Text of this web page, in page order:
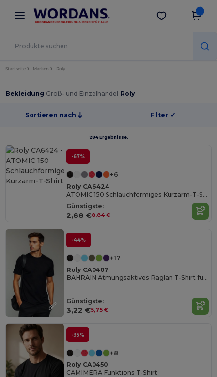
× Wordans App
Bessere Preise in der App!
App holen
Startseite Marken Roly
Bekleidung Groß- und Einzelhandel Roly
Sortieren nach Filter ✓
284 Ergebnisse.
-67%
+6
Roly CA6424
ATOMIC 150 Schlauchförmiges Kurzarm-T-Shirt
Günstigste:
2,88 €8,84 €
-44%
+17
Roly CA0407
BAHRAIN Atmungsaktives Raglan T-Shirt für Sport
Günstigste:
3,22 €5,75 €
-35%
+8
Roly CA0450
CAMIMERA Funktions T-Shirt